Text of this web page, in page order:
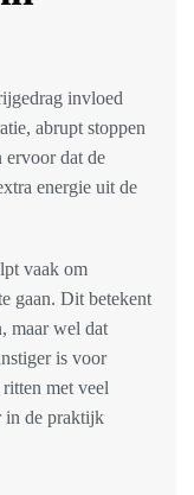
invloed
abrupt stoppen
ervoor dat de
energie uit de
vaak om
gaan. Dit betekent
maar wel dat
is voor
met veel
in de praktijk